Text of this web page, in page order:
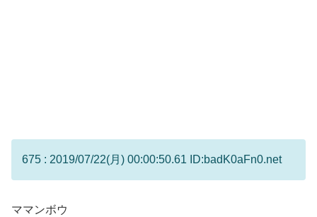
675 : 2019/07/22(月) 00:00:50.61 ID:badK0aFn0.net
ママンボウ